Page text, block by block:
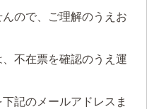
ので、ご理解のうえお
不在票を確認のうえ運
記のメールアドレスま